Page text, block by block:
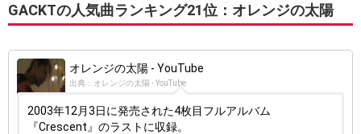
GACKTの人気曲ランキング21位：オレンジの太陽
オレンジの太陽 - YouTube
出典：オレンジの太陽 - YouTube
2003年12月3日に発売された4枚目フルアルバム
『Crescent』のラストに収録。